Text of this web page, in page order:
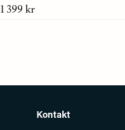
1 399 kr
Kontakt